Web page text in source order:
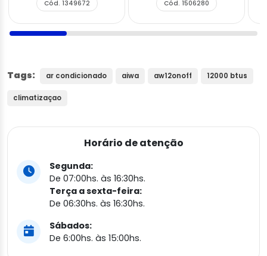
Cód. 1349672 Cód. 1506280
Tags: ar condicionado aiwa aw12onoff 12000 btus
climatizaçao
Horário de atenção
Segunda:
De 07:00hs. às 16:30hs.
Terça a sexta-feira:
De 06:30hs. às 16:30hs.
Sábados:
De 6:00hs. às 15:00hs.